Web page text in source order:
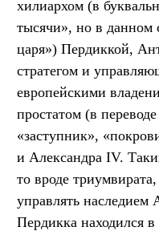
хилиархом (в
тысячи», но в
царя») Пердиккой,
стратегом и
европейскими
простатом (в
«заступник»,
и Александра IV.
то вроде
управлять наследием
Пердикка находился